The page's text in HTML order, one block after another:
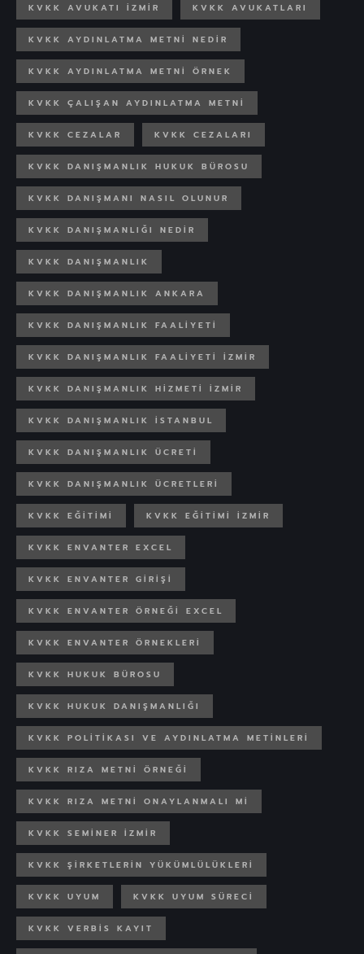
KVKK AVUKATI IZMIR KVKK AVUKATLARI
KVKK AYDINLATMA METNI NEDIR
KVKK AYDINLATMA METNI ÖRNEK
KVKK ÇALIŞAN AYDINLATMA METNI
KVKK CEZALAR KVKK CEZALARI
KVKK DANIŞMANLIK HUKUK BÜROSU
KVKK DANIŞMANI NASIL OLUNUR
KVKK DANIŞMANLIĞI NEDIR
KVKK DANIŞMANLIK
KVKK DANIŞMANLIK ANKARA
KVKK DANIŞMANLIK FAALIYETI
KVKK DANIŞMANLIK FAALIYETI IZMIR
KVKK DANIŞMANLIK HIZMETI İZMIR
KVKK DANIŞMANLIK İSTANBUL
KVKK DANIŞMANLIK ÜCRETİ
KVKK DANIŞMANLIK ÜCRETLERI
KVKK EĞITIMI KVKK EĞITIMI İZMIR
KVKK ENVANTER EXCEL
KVKK ENVANTER GIRIŞI
KVKK ENVANTER ÖRNEĞI EXCEL
KVKK ENVANTER ÖRNEKLERI
KVKK HUKUK BÜROSU
KVKK HUKUK DANIŞMANLIĞI
KVKK POLITIKASI VE AYDINLATMA METINLERI
KVKK RIZA METNI ÖRNEĞI
KVKK RIZA METNI ONAYLANMALI MI
KVKK SEMINER İZMIR
KVKK ŞIRKETLERIN YÜKÜMLÜLÜKLERI
KVKK UYUM KVKK UYUM SÜRECI
KVKK VERBİS KAYIT